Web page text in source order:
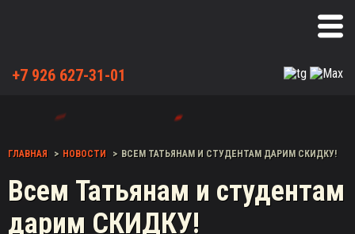
+7 926 627-31-01
ГЛАВНАЯ НОВОСТИ ВСЕМ ТАТЬЯНАМ И СТУДЕНТАМ ДАРИМ СКИДКУ!
Всем Татьянам и студентам
дарим СКИДКУ!